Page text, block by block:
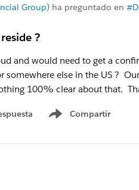
Group) ha preguntado en
?
and would need to get a
somewhere else in the US ?
100% clear about that.
Compartir
Show menu